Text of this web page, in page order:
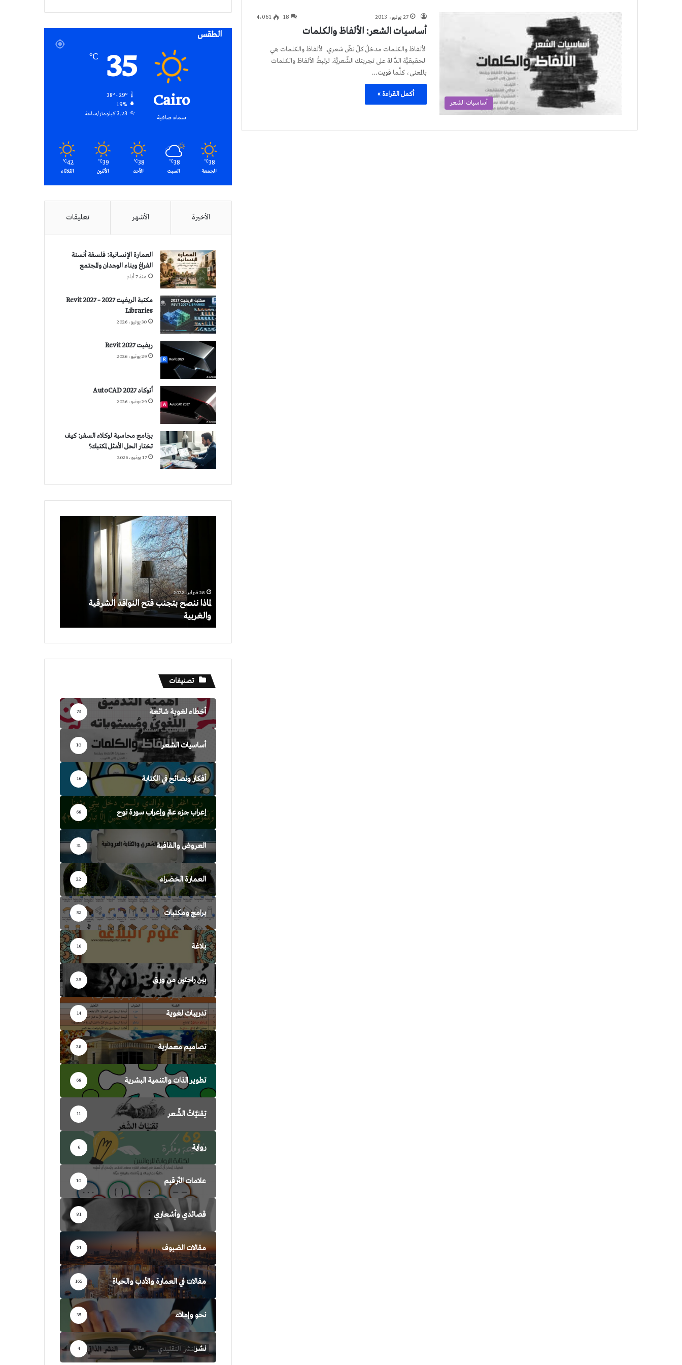
أساسيات الشعر
27 يونيو، 2013 18 4٬061
أساسيات الشعر: الألفاظ والكلمات
الألفاظ والكلمات مدخلُ كلّ نصٍّ شعري. الألفاظ والكلمات هي
الحقيقيَّة الدَّالة على تجربتك الشِّعريَّة. ترتبطُ الألفاظ والكلمات
بالمعنى، كلَّما قويت…
أكمل القراءة »
الطقس
Cairo
سماء صافية
35
℃
38º - 29º
19%
3.23 كيلومتر/ساعة
38
℃
الجمعة
38
℃
السبت
38
℃
الأحد
39
℃
الأثنين
42
℃
الثلاثاء
الأخيرة الأشهر تعليقات
العمارة الإنسانية: فلسفة أنسنة
الفراغ وبناء الوجدان والمجتمع
منذ 7 أيام
مكتبة الريفيت 2027 – Revit 2027
Libraries
30 يونيو، 2026
ريفيت 2027 Revit
29 يونيو، 2026
أتوكاد 2027 AutoCAD
29 يونيو، 2026
برنامج محاسبة لوكلاء السفر: كيف
تختار الحل الأمثل لمكتبك؟
17 يونيو، 2026
28 فبراير، 2022
لماذا ننصح بتجنب فتح النوافذ الشرقية
والغربية
تصنيفات
أخطاء لغوية شائعة 73
أساسيات الشعر 10
أفكار ونصائح في الكتابة 16
إعراب جزء عمّ وإعراب سورة نوح 68
العروض والقافية 31
العمارة الخضراء 22
برامج ومكتبات 52
بلاغة 16
بين راحتين من ورق 25
تدريبات لغوية 14
تصاميم معمارية 28
تطوير الذات والتنمية البشرية 68
تِقنيَّاتُ الشِّعر 11
رواية 6
علامات التّرقيم 10
قصائدي وأشعاري 81
مقالات الضيوف 21
مقالات في العمارة والأدب والحياة 165
نحو وإملاء 35
نشر 4